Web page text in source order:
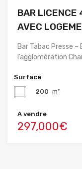
BAR LICENCE
AVEC
Bar Tabac Presse
l’agglomération
Surface
200 m²
A vendre
297,000€